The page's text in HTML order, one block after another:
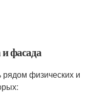
фасада
физических и